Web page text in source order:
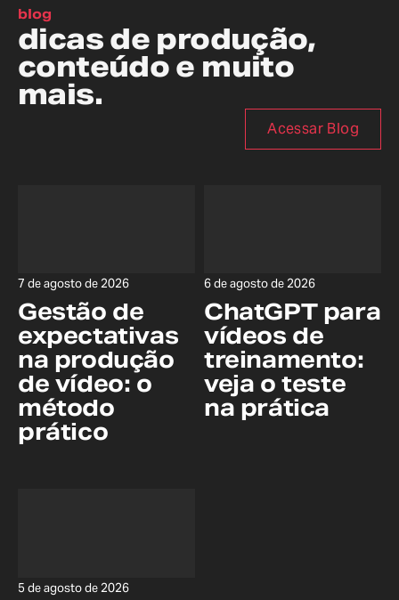
blog
dicas de produção,
conteúdo e muito
mais.
Acessar Blog
Gestão de
expectativas
na produção
de vídeo: o
método
prático
7 de agosto de 2026
ChatGPT para
vídeos de
treinamento:
veja o teste
na prática
6 de agosto de 2026
5 de agosto de 2026